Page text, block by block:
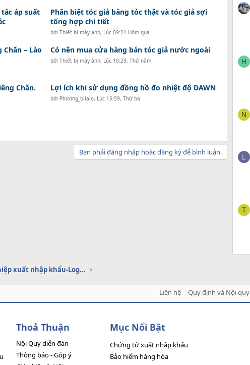
áp suất
Phân biệt tóc giả bằng tóc thật và tóc giả sợi
tổng hợp chi tiết
bởi Thiết bị máy ảnh, Lúc 09:21 Hôm qua
– Lào
Có nên mua cửa hàng bán tóc giả nước ngoài
bởi Thiết bị máy ảnh, Lúc 10:29, Thứ năm
Chăn. Lợi ích khi sử dụng đồng hồ đo nhiệt độ DAWN
bởi Phương_bilalo, Lúc 15:59, Thứ ba
Bạn phải đăng nhập hoặc đăng ký để bình luận.
H
N
L
T
Dịch vụ doanh nghiệp xuất nhập khẩu-Logistics
Liên hệ Quy định và Nội quy
Thoả Thuận
Nội Quy diễn đàn
Thông báo - Góp ý
Mục Nổi Bật
Chứng từ xuất nhập khẩu
Bảo hiểm hàng hóa